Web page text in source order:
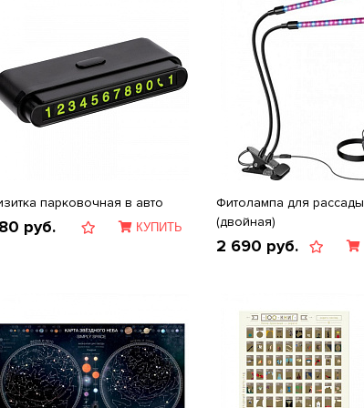
парковочная в авто
руб. КУПИТЬ
Фитолампа для рассады
(двойная)
2 690 руб.